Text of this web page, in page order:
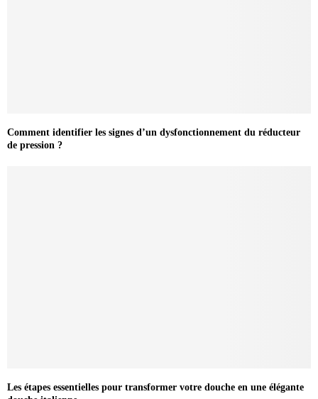
Comment identifier les signes d’un dysfonctionnement du réducteur
de pression ?
Les étapes essentielles pour transformer votre douche en une élégante